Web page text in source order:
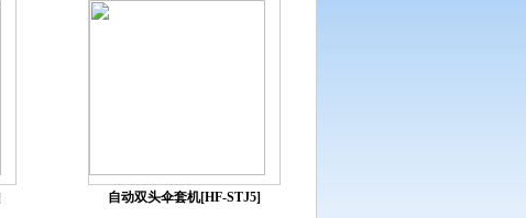
自动双头伞套机[HF-STJ5]